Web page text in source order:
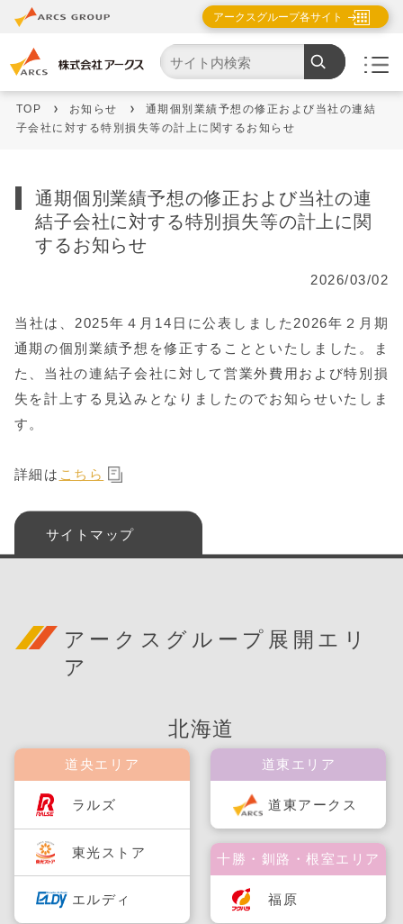
アークスグループ各サイト
TOP お知らせ
通期個別業績予想の修正および当社の連結
子会社に対する特別損失等の計上に関するお知らせ
通期個別業績予想の修正および当社の連
結子会社に対する特別損失等の計上に関
するお知らせ
2026/03/02
当社は、2025年４月14日に公表しました2026年２月期
通期の個別業績予想を修正することといたしました。ま
た、当社の連結子会社に対して営業外費用および特別損
失を計上する見込みとなりましたのでお知らせいたしま
す。
詳細は こちら
サイトマップ
アークスグループ展開エリ
ア
北海道
道央エリア
ラルズ
東光ストア
エルディ
道東エリア
道東アークス
十勝・釧路・根室エリア
福原